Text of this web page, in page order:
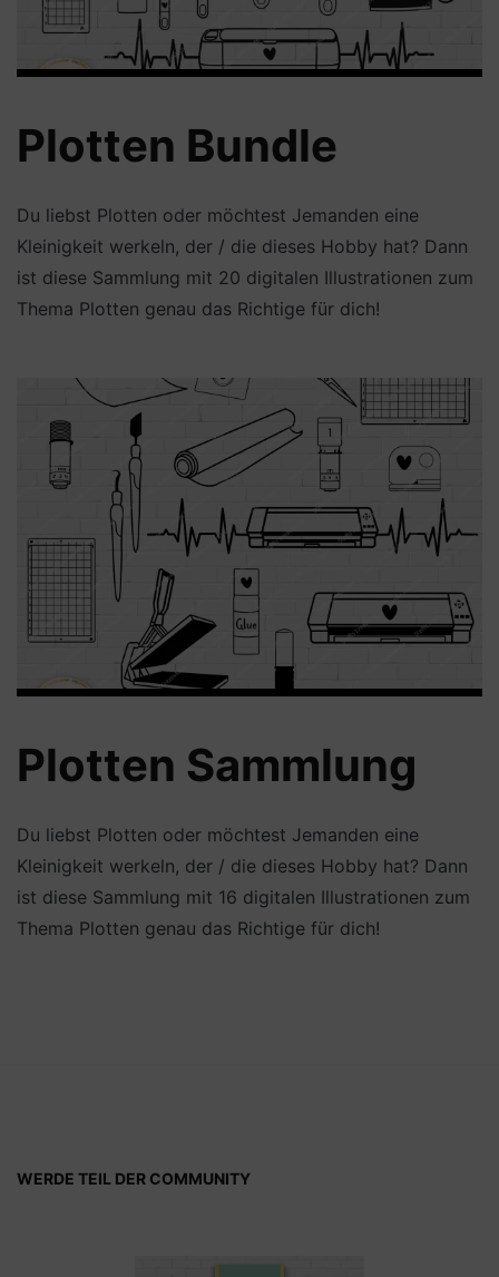
Plotten Bundle
Du liebst Plotten oder möchtest Jemanden eine
Kleinigkeit werkeln, der / die dieses Hobby hat? Dann
ist diese Sammlung mit 20 digitalen Illustrationen zum
Thema Plotten genau das Richtige für dich!
Plotten Sammlung
Du liebst Plotten oder möchtest Jemanden eine
Kleinigkeit werkeln, der / die dieses Hobby hat? Dann
ist diese Sammlung mit 16 digitalen Illustrationen zum
Thema Plotten genau das Richtige für dich!
WERDE TEIL DER COMMUNITY